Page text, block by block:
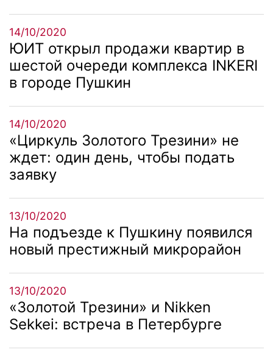
14/10/2020
ЮИТ открыл продажи квартир в
шестой очереди комплекса INKERI
в городе Пушкин
14/10/2020
«Циркуль Золотого Трезини» не
ждет: один день, чтобы подать
заявку
13/10/2020
На подъезде к Пушкину появился
новый престижный микрорайон
13/10/2020
«Золотой Трезини» и Nikken
Sekkei: встреча в Петербурге